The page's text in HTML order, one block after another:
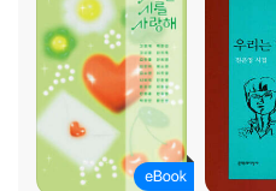
사실
스타바트 마테르
아뉴스데이, 새뮤얼 바버
일대기
죽은 마술사
라푼젤, K를 기다리다